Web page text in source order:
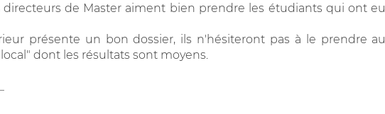
directeurs de Master aiment bien prendre les étudiants qui ont eu
présente un bon dossier, ils n'hésiteront pas à le prendre au
dont les résultats sont moyens.